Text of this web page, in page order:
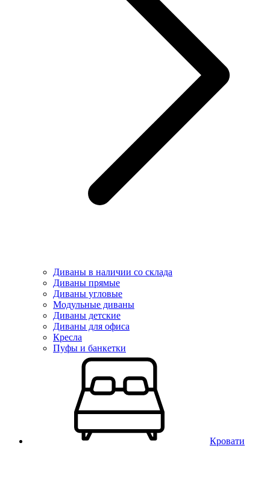
Диваны в наличии со склада
Диваны прямые
Диваны угловые
Модульные диваны
Диваны детские
Диваны для офиса
Кресла
Пуфы и банкетки
Кровати